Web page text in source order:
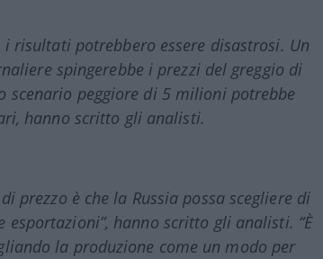
risultati potrebbero essere disastrosi. Un
spingerebbe i prezzi del greggio di
peggiore di 5 milioni potrebbe
hanno scritto gli analisti.
prezzo è che la Russia possa scegliere di
hanno scritto gli analisti. “È
la produzione come un modo per